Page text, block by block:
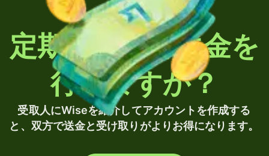
定期的に海外送金を
行いますか？
受取人にWiseを紹介してアカウントを作成する
と、双方で送金と受け取りがよりお得になります。